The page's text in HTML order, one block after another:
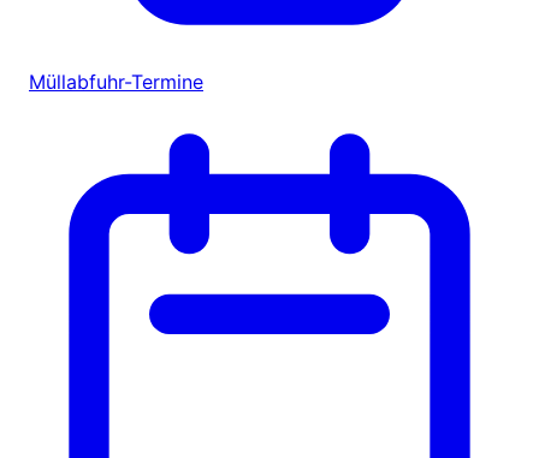
Müllabfuhr-Termine